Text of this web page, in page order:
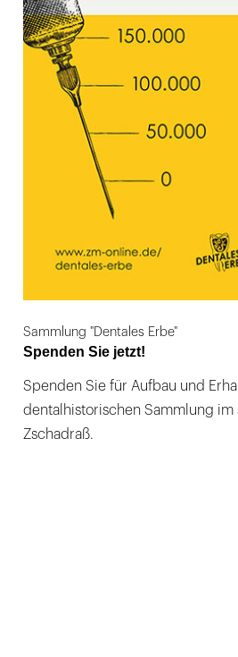
Sammlung "Dentales Erbe"
Spenden Sie jetzt!
Spenden Sie für Aufbau und
dentalhistorischen Sammlung im
Zschadraß.